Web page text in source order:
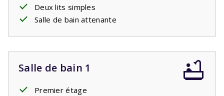
Deux lits simples
Salle de bain attenante
Salle de bain 1
Premier étage